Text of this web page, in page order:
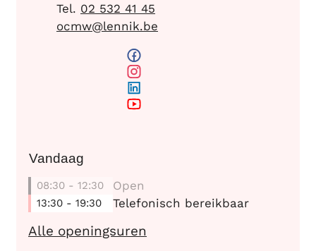
02 532 41 45
E-mailocmw@lennik.be
OCMW - Onthaal
OCMW - Onthaal
OCMW - Onthaal
OCMW - Onthaal
Vandaag
08:30 - 12:30 Open
13:30 - 19:30 Telefonisch bereikbaar
Alle openingsuren